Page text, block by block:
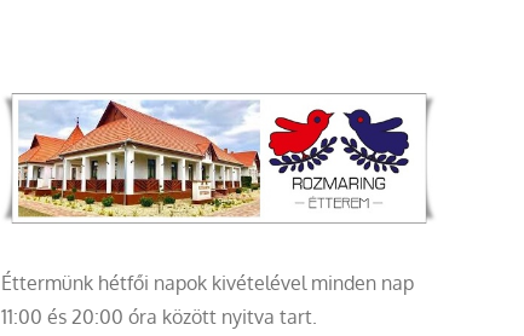
Éttermünk hétfői napok kivételével minden nap
11:00 és 20:00 óra között nyitva tart.